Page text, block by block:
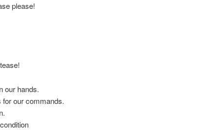
please!
our hands.
for our commands.